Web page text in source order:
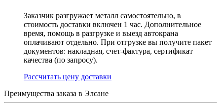
Заказчик разгружает металл самостоятельно, в
стоимость доставки включен 1 час. Дополнительное
время, помощь в разгрузке и выезд автокрана
оплачивают отдельно. При отгрузке вы получите пакет
документов: накладная, счет-фактура, сертификат
качества (по запросу).
Раcсчитать цену доставки
Преимущества заказа в Элсане